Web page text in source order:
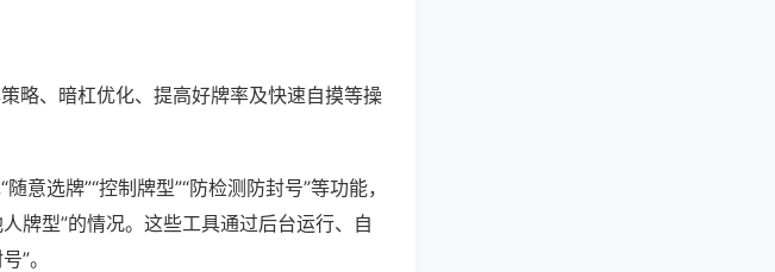
略、暗杠优化、提高好牌率及快速自摸等操
意选牌”“控制牌型”“防检测防封号”等功能，
牌型”的情况。这些工具通过后台运行、自
”。